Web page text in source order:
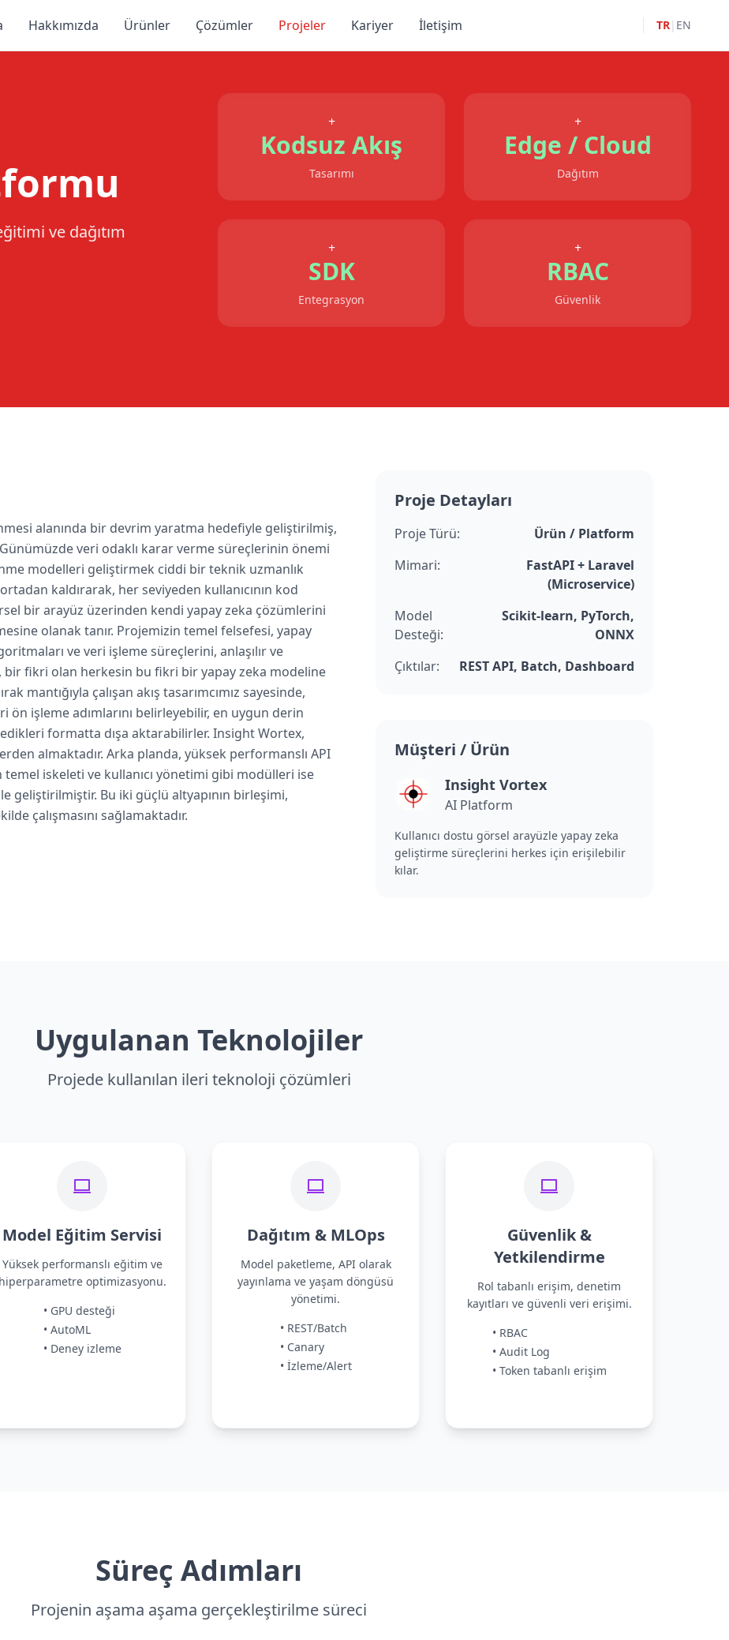
Hakkımızda Ürünler Çözümler Projeler Kariyer İletişim TR| EN
ve dağıtım
+
Kodsuz Akış
Tasarımı
+
Edge / Cloud
Dağıtım
+
SDK
Entegrasyon
+
RBAC
Güvenlik
alanında bir devrim yaratma hedefiyle geliştirilmiş,
veri odaklı karar verme süreçlerinin önemi
modelleri geliştirmek ciddi bir teknik uzmanlık
kaldırarak, her seviyeden kullanıcının kod
bir arayüz üzerinden kendi yapay zeka çözümlerini
olanak tanır. Projemizin temel felsefesi, yapay
ve veri işleme süreçlerini, anlaşılır ve
fikri olan herkesin bu fikri bir yapay zeka modeline
mantığıyla çalışan akış tasarımcımız sayesinde,
ön işleme adımlarını belirleyebilir, en uygun derin
formatta dışa aktarabilirler. Insight Wortex,
almaktadır. Arka planda, yüksek performanslı API
iskeleti ve kullanıcı yönetimi gibi modülleri ise
geliştirilmiştir. Bu iki güçlü altyapının birleşimi,
çalışmasını sağlamaktadır.
Proje Detayları
Proje Türü:
Ürün / Platform
Mimari:
FastAPI + Laravel
(Microservice)
Model
Desteği:
Scikit-learn, PyTorch,
ONNX
Çıktılar:
REST API, Batch, Dashboard
Müşteri / Ürün
Insight Vortex
AI Platform
Kullanıcı dostu görsel arayüzle yapay zeka
geliştirme süreçlerini herkes için erişilebilir
kılar.
Uygulanan Teknolojiler
Projede kullanılan ileri teknoloji çözümleri
Model Eğitim Servisi
Yüksek performanslı eğitim ve
hiperparametre optimizasyonu.
• GPU desteği
• AutoML
• Deney izleme
Dağıtım & MLOps
Model paketleme, API olarak
yayınlama ve yaşam döngüsü
yönetimi.
• REST/Batch
• Canary
• İzleme/Alert
Güvenlik &
Yetkilendirme
Rol tabanlı erişim, denetim
kayıtları ve güvenli veri erişimi.
• RBAC
• Audit Log
• Token tabanlı erişim
Süreç Adımları
Projenin aşama aşama gerçekleştirilme süreci